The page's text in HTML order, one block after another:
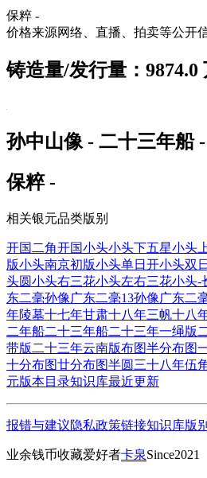
保粹 -
价格来源网络、直播、拍卖等公开
铸造量/发行量：9874.0
孙中山像 - 二十三年船
保粹 -
相关银元品类版别
开国二角开国小头小头下五星小头
版小头南京初版小头单日开小头双
头圆小头右三花小头左右三花小头-
东二毫孙像广东二毫13孙像广东二
年陵墓十七年甘肃十八年三帆十八
二年船二十三年船二十三年一绳版
带版 二十三年云南版布图半分布图
十分布图廿分布图半圆 三十八年伍
元版本目录知识库最近更新
报错与建议隐私政策链接知识库版别
业余钱币收藏爱好者卡泉Since2021